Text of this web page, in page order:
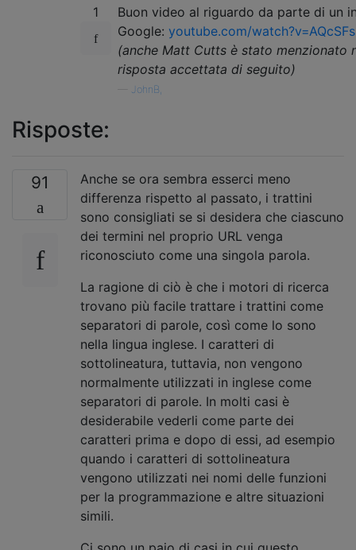
1
Buon video al riguardo da parte di un
Google: youtube.com/
(anche Matt Cutts è stato menzionato
risposta accettata di seguito)
JohnB,
Risposte:
91
Anche se ora sembra esserci meno
differenza rispetto al passato, i trattini
sono consigliati se si desidera che ciascuno
dei termini nel proprio URL venga
riconosciuto come una singola parola.
La ragione di ciò è che i motori di ricerca
trovano più facile trattare i trattini come
separatori di parole, così come lo sono
nella lingua inglese. I caratteri di
sottolineatura, tuttavia, non vengono
normalmente utilizzati in inglese come
separatori di parole. In molti casi è
desiderabile vederli come parte dei
caratteri prima e dopo di essi, ad esempio
quando i caratteri di sottolineatura
vengono utilizzati nei nomi delle funzioni
per la programmazione e altre situazioni
simili.